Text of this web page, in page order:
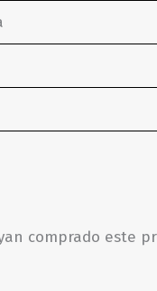
comprado este